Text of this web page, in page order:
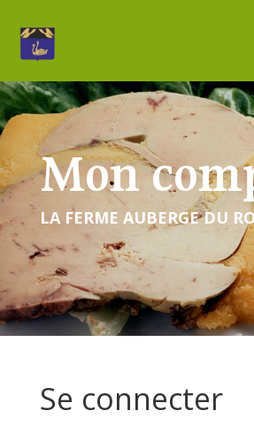
Mon
LA FERME AUBERGE DU
Se connecter